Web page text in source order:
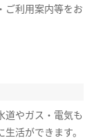
ご利用案内等をお
道やガス・電気も
活ができます。